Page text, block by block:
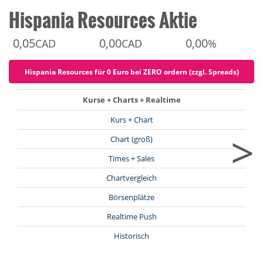
Hispania Resources Aktie
0,05CAD 0,00CAD 0,00%
Hispania Resources für 0 Euro bei ZERO ordern (zzgl. Spreads)
Kurse + Charts + Realtime
Kurs + Chart
Chart (groß)
Times + Sales
Chartvergleich
Börsenplätze
Realtime Push
Historisch
>